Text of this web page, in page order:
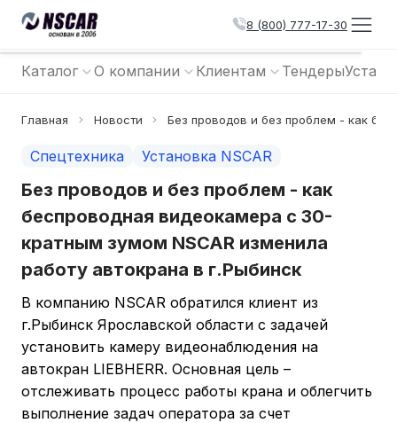
8 (800) 777-17-30
Каталог О компании Клиентам Тендеры
Главная Новости Без проводов и без проблем - как
Спецтехника Установка NSCAR
Без проводов и без проблем - как
беспроводная видеокамера с 30-
кратным зумом NSCAR изменила
работу автокрана в г.Рыбинск
В компанию NSCAR обратился клиент из
г.Рыбинск Ярославской области с задачей
установить камеру видеонаблюдения на
автокран LIEBHERR. Основная цель –
отслеживать процесс работы крана и облегчить
выполнение задач оператора за счет